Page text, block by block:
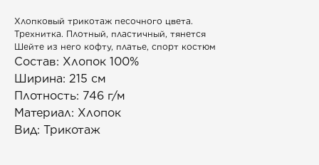
Хлопковый трикотаж песочного цвета.
Трехнитка. Плотный, пластичный, тянется
Шейте из него кофту, платье, спорт костюм
Состав: Хлопок 100%
Ширина: 215 см
Плотность: 746 г/м
Материал: Хлопок
Вид: Трикотаж